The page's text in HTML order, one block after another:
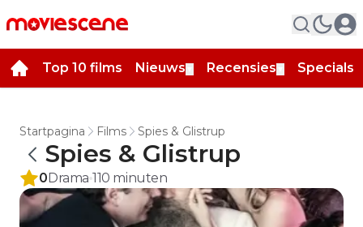
Top 10 films Nieuws Recensies Specials
Startpagina Films Spies & Glistrup
Spies & Glistrup
0Drama 110 minuten